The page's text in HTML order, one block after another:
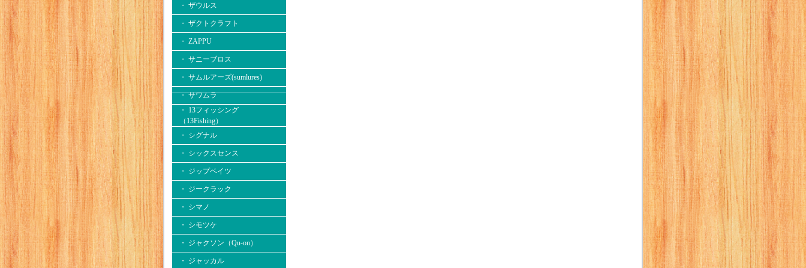
・ ザウルス
・ ザクトクラフト
・ ZAPPU
・ サニーブロス
・ サムルアーズ(sumlures)
・ サワムラ
・ 13フィッシング
（13Fishing）
・ シグナル
・ シックスセンス
・ ジップベイツ
・ ジークラック
・ シマノ
・ シモツケ
・ ジャクソン（Qu-on）
・ ジャッカル